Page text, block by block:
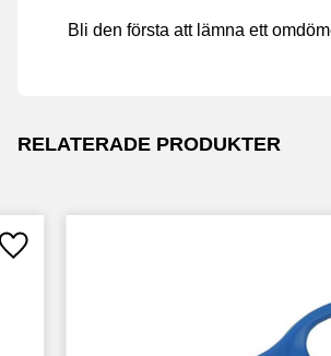
Bli den första att lämna ett
RELATERADE PRODUKTER
Lägg till i favoriter